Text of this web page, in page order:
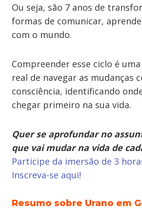
Ou seja, são 7 anos de
formas de comunicar,
com o mundo.
Compreender esse ciclo é
real de navegar as mudanças
consciência, identificando
chegar primeiro na sua vida.
Quer se aprofundar no
que vai mudar na vida de
Participe da imersão de 3
Inscreva-se aqui!
Resumo sobre Urano em